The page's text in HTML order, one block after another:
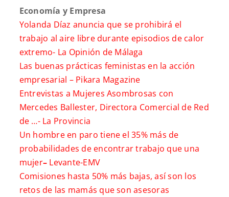
Economía y Empresa
Yolanda Díaz anuncia que se prohibirá el
trabajo al aire libre durante episodios de calor
extremo- La Opinión de Málaga
Las buenas prácticas feministas en la acción
empresarial – Pikara Magazine
Entrevistas a Mujeres Asombrosas con
Mercedes Ballester, Directora Comercial de Red
de …- La Provincia
Un hombre en paro tiene el 35% más de
probabilidades de encontrar trabajo que una
mujer– Levante-EMV
Comisiones hasta 50% más bajas, así son los
retos de las mamás que son asesoras